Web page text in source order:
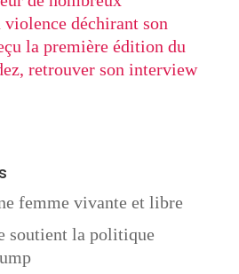
violence déchirant son
la première édition du
retrouver son interview
femme vivante et libre
soutient la politique